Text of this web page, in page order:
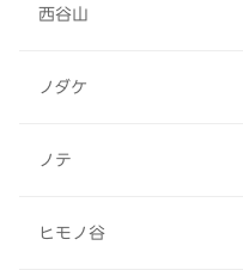
西谷山
ノダケ
ノテ
ヒモノ谷